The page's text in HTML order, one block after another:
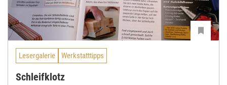
Lesergalerie Werkstatttipps
Schleifklotz